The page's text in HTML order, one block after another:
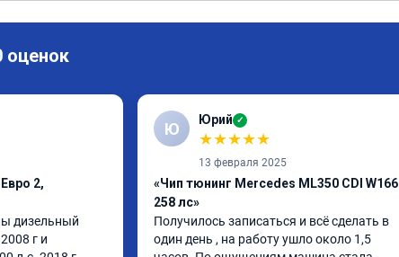
оценок
2,
дизельный
г и
Ю Юрий ✓
★★★★★
13 февраля 2025
«Чип тюнинг Mercedes ML350 CDI W166
258 лс»
Получилось записаться и всё сделать в
один день , на работу ушло около 1,5